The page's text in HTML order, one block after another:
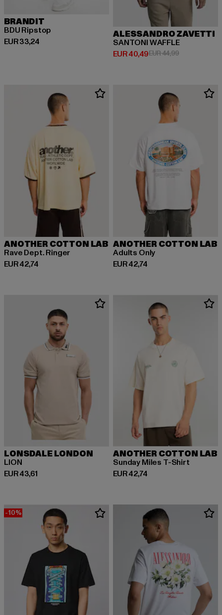
BRANDIT
BDU Ripstop
EUR 33,24
Huidige prijs: EUR 33,24
ALESSANDRO ZAVETTI
SANTONI WAFFLE
EUR 40,49
Huidige prijs: EUR 40,49
EUR 44,99Actieprijs:
ANOTHER COTTON LAB
Rave Dept. Ringer
EUR 42,74
Huidige prijs: EUR 42,74
ANOTHER COTTON LAB
Adults Only
EUR 42,74
Huidige prijs: EUR 42,74
LONSDALE LONDON
LION
EUR 43,61
Huidige prijs: EUR 43,61
ANOTHER COTTON LAB
Sunday Miles T-Shirt
EUR 42,74
Huidige prijs: EUR 42,74
-10%